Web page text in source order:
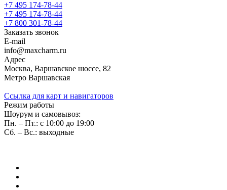
+7 495 174-78-44
+7 495 174-78-44
+7 800 301-78-44
Заказать звонок
E-mail
info@maxcharm.ru
Адрес
Москва, Варшавское шоссе, 82
Метро Варшавская
Ссылка для карт и навигаторов
Режим работы
Шоурум и самовывоз:
Пн. – Пт.: с 10:00 до 19:00
Сб. – Вс.: выходные